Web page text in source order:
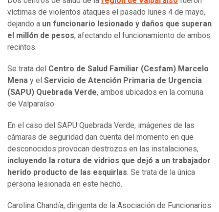
víctimas de violentos ataques el pasado lunes 4 de mayo,
dejando a un funcionario lesionado y daños que superan
el millón de pesos, afectando el funcionamiento de ambos
recintos.
Se trata del Centro de Salud Familiar (Cesfam) Marcelo
Mena y el Servicio de Atención Primaria de Urgencia
(SAPU) Quebrada Verde, ambos ubicados en la comuna
de Valparaíso.
En el caso del SAPU Quebrada Verde, imágenes de las
cámaras de seguridad dan cuenta del momento en que
desconocidos provocan destrozos en las instalaciones,
incluyendo la rotura de vidrios que dejó a un trabajador
herido producto de las esquirlas. Se trata de la única
persona lesionada en este hecho.
Carolina Chandía, dirigenta de la Asociación de Funcionarios